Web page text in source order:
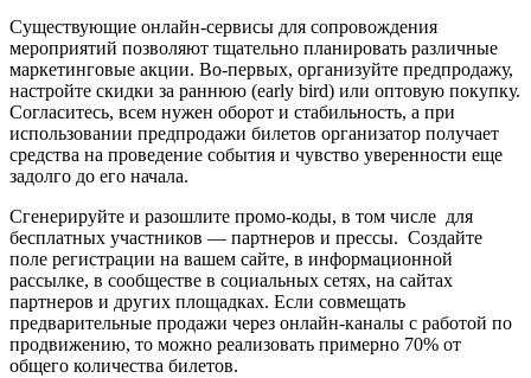
Существующие онлайн-сервисы для сопровождения
мероприятий позволяют тщательно планировать различные
маркетинговые акции. Во-первых, организуйте предпродажу,
настройте скидки за раннюю (early bird) или оптовую покупку.
Согласитесь, всем нужен оборот и стабильность, а при
использовании предпродажи билетов организатор получает
средства на проведение события и чувство уверенности еще
задолго до его начала.
Сгенерируйте и разошлите промо-коды, в том числе для
бесплатных участников — партнеров и прессы. Создайте
поле регистрации на вашем сайте, в информационной
рассылке, в сообществе в социальных сетях, на сайтах
партнеров и других площадках. Если совмещать
предварительные продажи через онлайн-каналы с работой по
продвижению, то можно реализовать примерно 70% от
общего количества билетов.